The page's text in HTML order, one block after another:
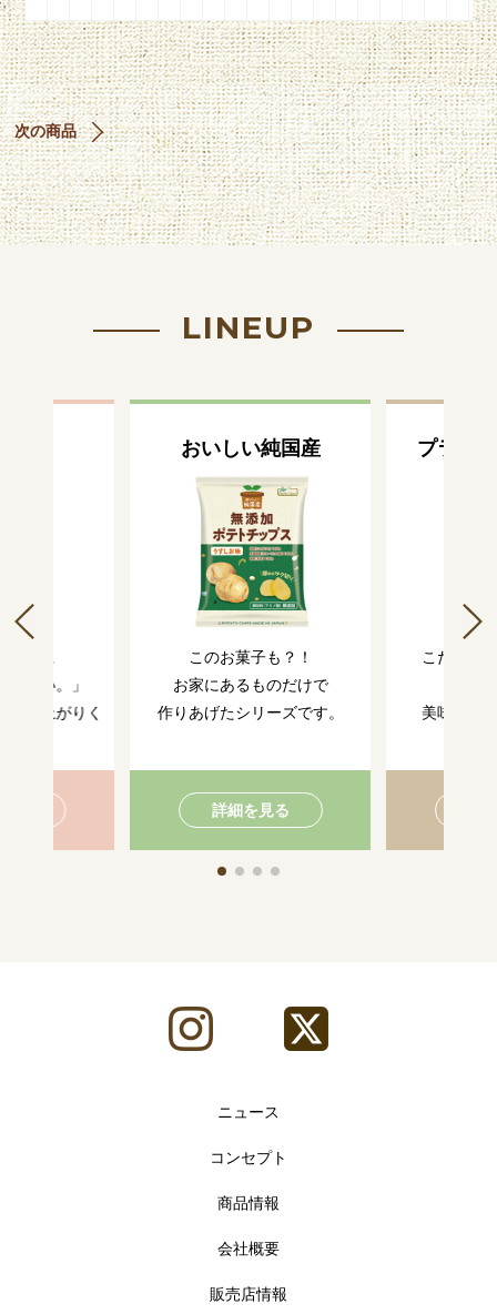
次の商品
LINEUP
一品。
きたい。」
召し上がりく
おいしい純国産
このお菓子も？！
お家にあるものだけで
作りあげたシリーズです。
詳細を見る
プラス
こだわり
美味しさ
ニュース
コンセプト
商品情報
会社概要
販売店情報